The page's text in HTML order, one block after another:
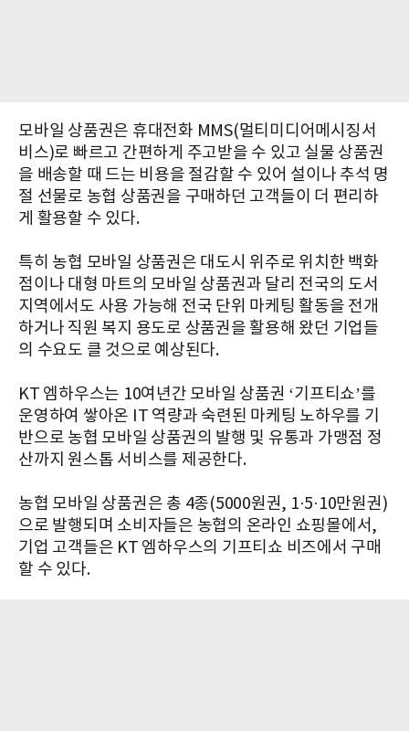
모바일 상품권은 휴대전화 MMS(멀티미디어메시징서
비스)로 빠르고 간편하게 주고받을 수 있고 실물 상품권
을 배송할 때 드는 비용을 절감할 수 있어 설이나 추석 명
절 선물로 농협 상품권을 구매하던 고객들이 더 편리하
게 활용할 수 있다.
특히 농협 모바일 상품권은 대도시 위주로 위치한 백화
점이나 대형 마트의 모바일 상품권과 달리 전국의 도서
지역에서도 사용 가능해 전국 단위 마케팅 활동을 전개
하거나 직원 복지 용도로 상품권을 활용해 왔던 기업들
의 수요도 클 것으로 예상된다.
KT 엠하우스는 10여년간 모바일 상품권 ‘기프티쇼’를
운영하여 쌓아온 IT 역량과 숙련된 마케팅 노하우를 기
반으로 농협 모바일 상품권의 발행 및 유통과 가맹점 정
산까지 원스톱 서비스를 제공한다.
농협 모바일 상품권은 총 4종(5000원권, 1·5·10만원권)
으로 발행되며 소비자들은 농협의 온라인 쇼핑몰에서,
기업 고객들은 KT 엠하우스의 기프티쇼 비즈에서 구매
할 수 있다.